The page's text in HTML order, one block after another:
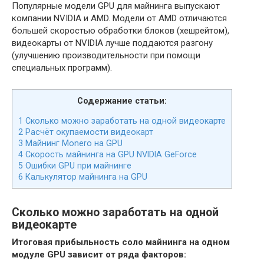
Популярные модели GPU для майнинга выпускают
компании NVIDIA и AMD. Модели от AMD отличаются
большей скоростью обработки блоков (хешрейтом),
видеокарты от NVIDIA лучше поддаются разгону
(улучшению производительности при помощи
специальных программ).
Содержание статьи:
1 Сколько можно заработать на одной видеокарте
2 Расчёт окупаемости видеокарт
3 Майнинг Monero на GPU
4 Скорость майнинга на GPU NVIDIA GeForce
5 Ошибки GPU при майнинге
6 Калькулятор майнинга на GPU
Сколько можно заработать на одной
видеокарте
Итоговая прибыльность соло майнинга на одном
модуле GPU зависит от ряда факторов: